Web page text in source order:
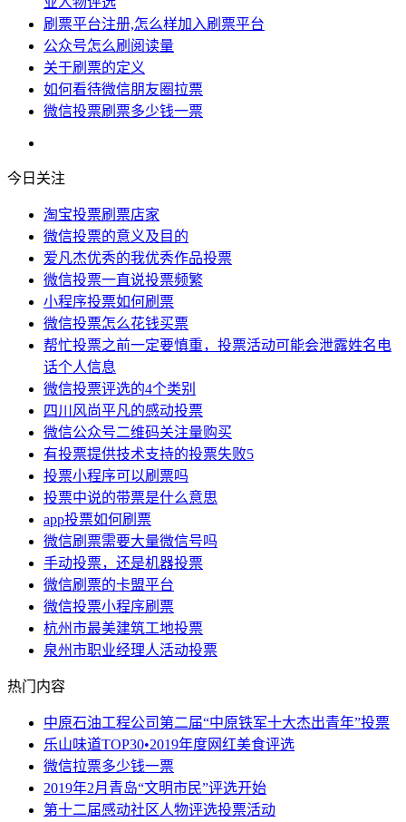
刷票平台注册,怎么样加入刷票平台
公众号怎么刷阅读量
关于刷票的定义
如何看待微信朋友圈拉票
微信投票刷票多少钱一票
今日关注
淘宝投票刷票店家
微信投票的意义及目的
爱凡杰优秀的我优秀作品投票
微信投票一直说投票频繁
小程序投票如何刷票
微信投票怎么花钱买票
帮忙投票之前一定要慎重，投票活动可能会泄露姓名电
话个人信息
微信投票评选的4个类别
四川风尚平凡的感动投票
微信公众号二维码关注量购买
有投票提供技术支持的投票失败5
投票小程序可以刷票吗
投票中说的带票是什么意思
app投票如何刷票
微信刷票需要大量微信号吗
手动投票，还是机器投票
微信刷票的卡盟平台
微信投票小程序刷票
杭州市最美建筑工地投票
泉州市职业经理人活动投票
热门内容
中原石油工程公司第二届“中原铁军十大杰出青年”投票
乐山味道TOP30•2019年度网红美食评选
微信拉票多少钱一票
2019年2月青岛“文明市民”评选开始
第十二届感动社区人物评选投票活动